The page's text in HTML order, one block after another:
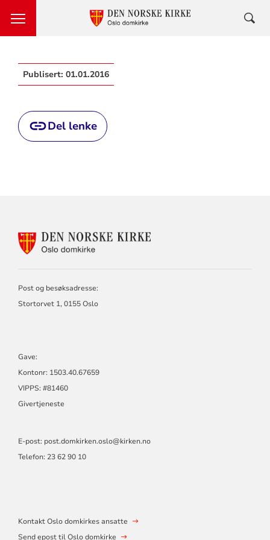
Publisert: 01.01.2016
Del lenke
KONTAKTINFORMASJON
Post og besøksadresse:
Stortorvet 1, 0155 Oslo
Gave:
Kontonr: 1503.40.67659
VIPPS: #81460
Givertjeneste
E-post: post.domkirken.oslo@kirken.no
Telefon: 23 62 90 10
Kontakt Oslo domkirkes ansatte
Send epost til Oslo domkirke